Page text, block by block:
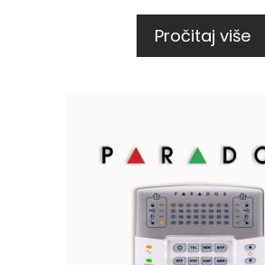
Pročitaj više